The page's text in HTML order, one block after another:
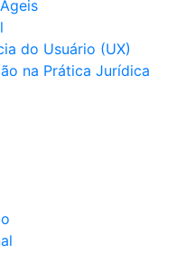
do Usuário (UX)
na Prática Jurídica